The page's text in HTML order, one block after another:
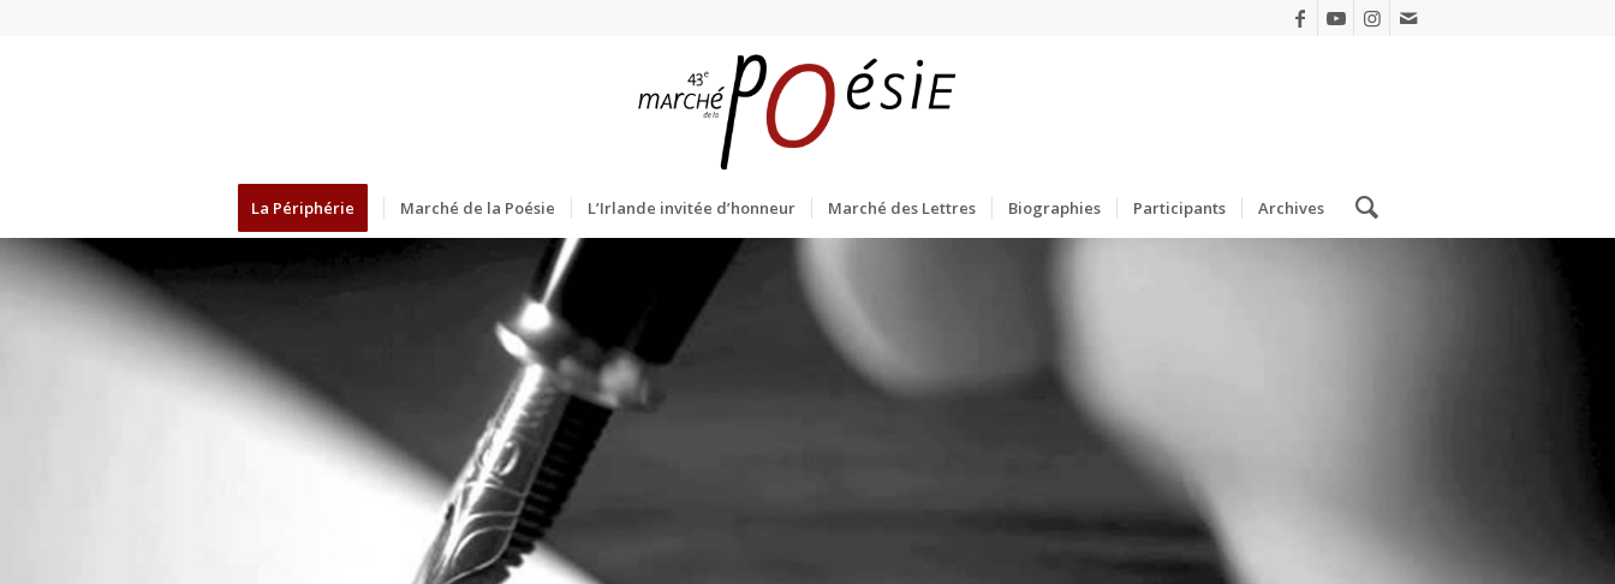
La Périphérie Marché de la Poésie L’Irlande invitée d’honneur Marché des Lettres Biographies Participants Archives